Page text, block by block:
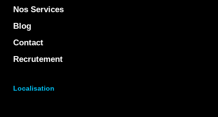
Nos Services
Blog
Contact
Recrutement
Localisation